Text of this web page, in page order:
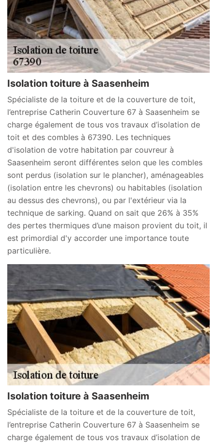
Isolation toiture à Saasenheim
Spécialiste de la toiture et de la couverture de toit,
l’entreprise Catherin Couverture 67 à Saasenheim se
charge également de tous vos travaux d’isolation de
toit et des combles à 67390. Les techniques
d'isolation de votre habitation par couvreur à
Saasenheim seront différentes selon que les combles
sont perdus (isolation sur le plancher), aménageables
(isolation entre les chevrons) ou habitables (isolation
au dessus des chevrons), ou par l'extérieur via la
technique de sarking. Quand on sait que 26% à 35%
des pertes thermiques d’une maison provient du toit, il
est primordial d'y accorder une importance toute
particulière.
Isolation toiture à Saasenheim
Spécialiste de la toiture et de la couverture de toit,
l’entreprise Catherin Couverture 67 à Saasenheim se
charge également de tous vos travaux d’isolation de